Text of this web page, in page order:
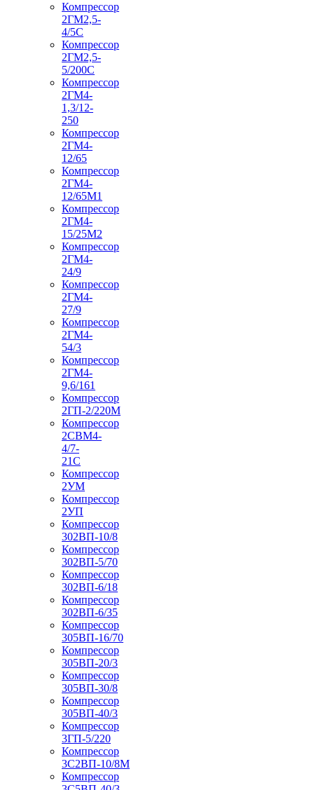
Компрессор
2ГМ2,5-
4/5С
Компрессор
2ГМ2,5-
5/200С
Компрессор
2ГМ4-
1,3/12-
250
Компрессор
2ГМ4-
12/65
Компрессор
2ГМ4-
12/65М1
Компрессор
2ГМ4-
15/25М2
Компрессор
2ГМ4-
24/9
Компрессор
2ГМ4-
27/9
Компрессор
2ГМ4-
54/3
Компрессор
2ГМ4-
9,6/161
Компрессор
2ГП-2/220М
Компрессор
2СВМ4-
4/7-
21С
Компрессор
2УМ
Компрессор
2УП
Компрессор
302ВП-10/8
Компрессор
302ВП-5/70
Компрессор
302ВП-6/18
Компрессор
302ВП-6/35
Компрессор
305ВП-16/70
Компрессор
305ВП-20/3
Компрессор
305ВП-30/8
Компрессор
305ВП-40/3
Компрессор
3ГП-5/220
Компрессор
3С2ВП-10/8М
Компрессор